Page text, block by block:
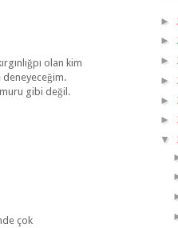
olan kim
deneyeceğim.
gibi değil.
çok
►
►
►
►
►
►
▼